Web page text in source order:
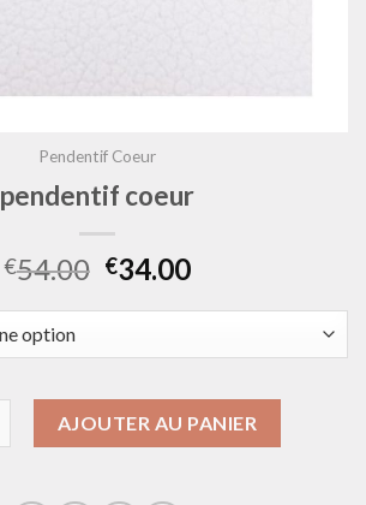
Pendentif Coeur
pendentif coeur
€54.00 €34.00
AJOUTER AU PANIER